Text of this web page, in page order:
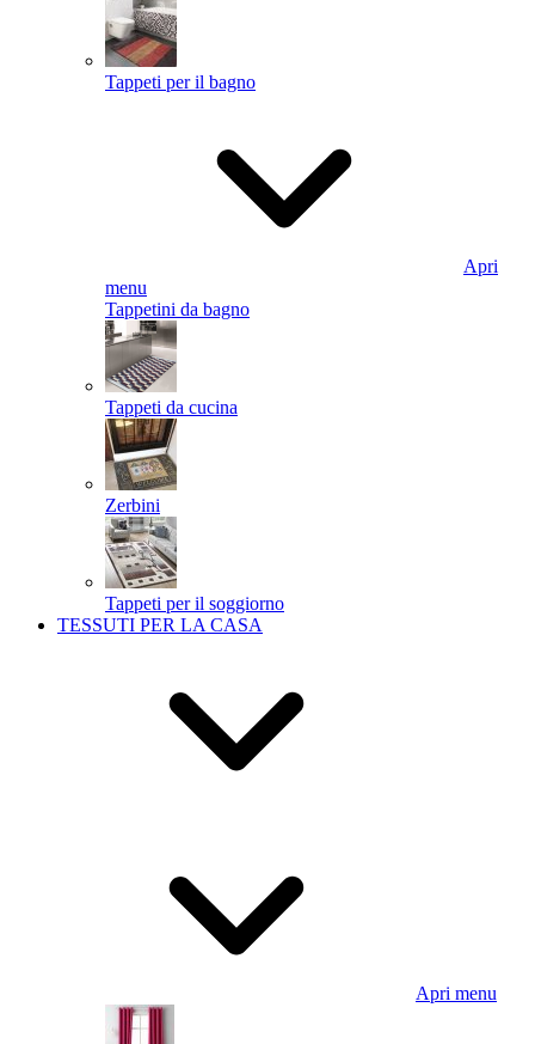
Tappeti per il bagno
Apri
menu
Tappetini da bagno
Tappeti da cucina
Zerbini
Tappeti per il soggiorno
TESSUTI PER LA CASA
Apri menu